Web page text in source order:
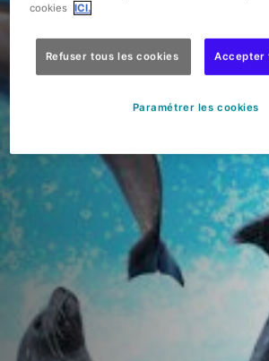
cookies ICI.
Refuser tous les cookies Accepter
Paramétrer les cookies